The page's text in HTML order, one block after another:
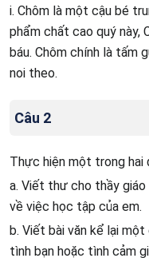
i. Chôm là một cậu bé
phẩm chất cao quý này,
báu. Chôm chính là tấm
noi theo.
Câu 2
Thực hiện một trong hai
a. Viết thư cho thầy
về việc học tập của em.
b. Viết bài văn kể lại
tình bạn hoặc tình cảm